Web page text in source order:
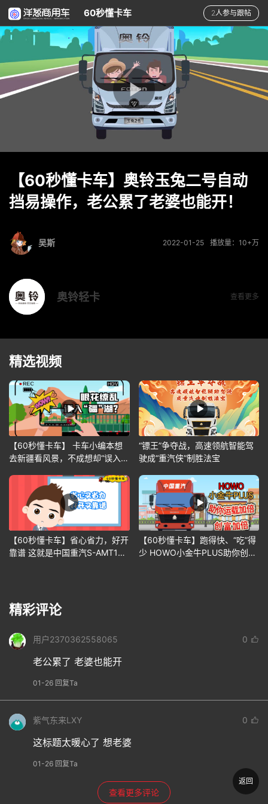
60秒懂卡车 2人参与跟帖
【60秒懂卡车】奥铃玉兔二号自动
挡易操作，老公累了老婆也能开！
播放量：10+万
2022-01-25
吴斯
奥铃轻卡 查看更多
精选视频
【60秒懂卡车】 卡车小编本想
去新疆看风景，不成想却“误入疆
“镖王”争夺战，高速领航智能驾
驶成“重汽侠”制胜法宝
【60秒懂卡车】省心省力，好开
靠谱 这就是中国重汽S-AMT16
【60秒懂卡车】跑得快、“吃”得
少 HOWO小金牛PLUS助你创富
精彩评论
用户2370362558065 0
老公累了 老婆也能开
01-26 回复Ta
紫气东来LXY 0
这标题太暖心了 想老婆
01-26 回复Ta
查看更多评论
返回